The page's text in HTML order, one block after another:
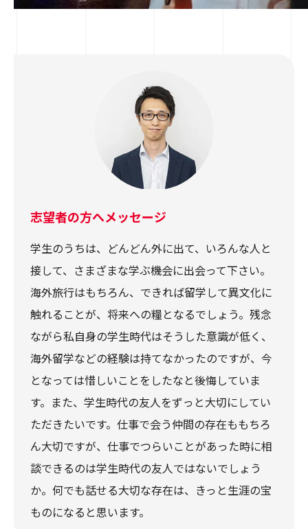
志望者の方へメッセージ
学生のうちは、どんどん外に出て、いろんな人と
接して、さまざまな学ぶ機会に出会って下さい。
海外旅行はもちろん、できれば留学して異文化に
触れることが、将来への糧となるでしょう。残念
ながら私自身の学生時代はそうした意識が低く、
海外留学などの経験は持てなかったのですが、今
となっては惜しいことをしたなと後悔していま
す。また、学生時代の友人をずっと大切にしてい
ただきたいです。仕事で会う仲間の存在ももちろ
ん大切ですが、仕事でつらいことがあった時に相
談できるのは学生時代の友人ではないでしょう
か。何でも話せる大切な存在は、きっと生涯の宝
ものになると思います。